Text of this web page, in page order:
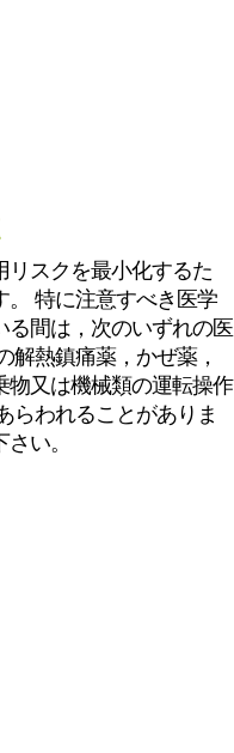
リスクを最小化するた
。 特に注意すべき医学
る間は，次のいずれの医
解熱鎮痛薬，かぜ薬，
物又は機械類の運転操作
らわれることがありま
い。